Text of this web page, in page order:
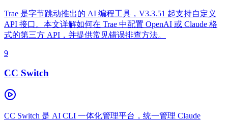
Trae 是字节跳动推出的 AI 编程工具，V3.3.51 起支持自定义
API 接口。本文详解如何在 Trae 中配置 OpenAI 或 Claude 格
式的第三方 API，并提供常见错误排查方法。
9
CC Switch
CC Switch 是 AI CLI 一体化管理平台，统一管理 Claude